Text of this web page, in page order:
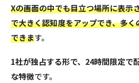
Xの画面の中でも目立つ場所に表示
で大きく認知度をアップでき、多
できます。
1社が独占する形で、24時間限定で
な特徴です。